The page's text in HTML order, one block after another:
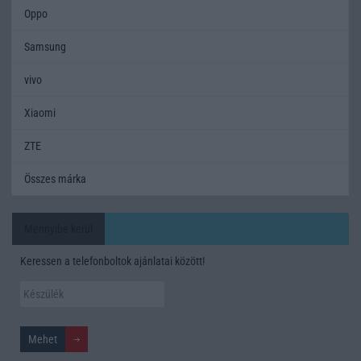
Oppo
Samsung
vivo
Xiaomi
ZTE
Összes márka
Keressen a telefonboltok ajánlatai között!